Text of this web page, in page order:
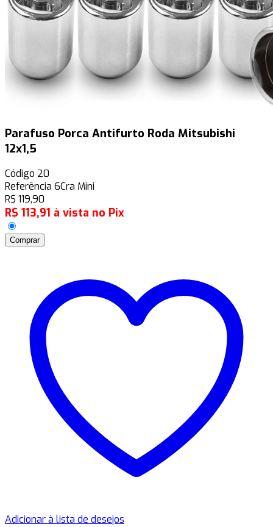
Parafuso Porca Antifurto Roda Mitsubishi
12x1,5
Código 20
Referência 6Cra Mini
R$ 119,90
R$ 113,91 à vista no Pix
Comprar
Adicionar à lista de desejos